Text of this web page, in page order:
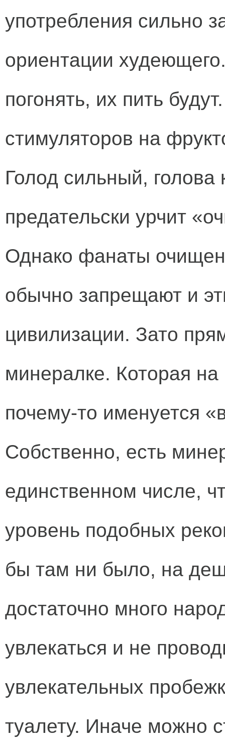
употребления сильно
ориентации
погонять, их пить
стимуляторов на
Голод сильный,
предательски урчит
Однако фанаты
обычно запрещают и
цивилизации. Зато
минералке. Которая
почему-то именуется
Собственно, есть
единственном числе,
уровень подобных
бы там ни было, на
достаточно много
увлекаться и не
увлекательных
туалету. Иначе можно